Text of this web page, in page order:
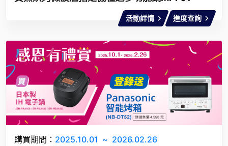
活動詳情 進度查詢
購買期間： 2025.10.01 ~ 2026.02.26